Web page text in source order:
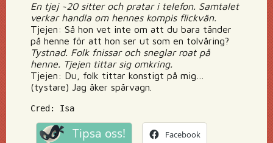
En tjej ~20 sitter och pratar i telefon. Samtalet
verkar handla om hennes kompis flickvän.
Tjejen: Så hon vet inte om att du bara tänder
på henne för att hon ser ut som en tolvåring?
Tystnad. Folk fnissar och sneglar roat på
henne. Tjejen tittar sig omkring.
Tjejen: Du, folk tittar konstigt på mig…
(tystare) Jag åker spårvagn.
Cred: Isa
Tipsa oss! Facebook